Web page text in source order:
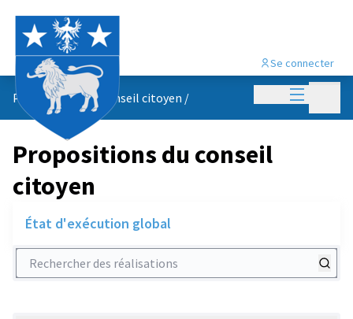
Menu
Se connecter
Propositions du conseil citoyen /
Propositions du conseil
citoyen
État d'exécution global
Rechercher des réalisations